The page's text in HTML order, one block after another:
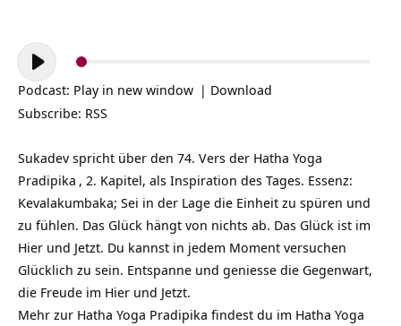
Audio-
Player
Podcast: Play in new window | Download
Subscribe: RSS
Sukadev spricht über den 74. Vers der Hatha Yoga
Pradipika , 2. Kapitel, als Inspiration des Tages. Essenz:
Kevalakumbaka; Sei in der Lage die Einheit zu spüren und
zu fühlen. Das Glück hängt von nichts ab. Das Glück ist im
Hier und Jetzt. Du kannst in jedem Moment versuchen
Glücklich zu sein. Entspanne und geniesse die Gegenwart,
die Freude im Hier und Jetzt.
Mehr zur Hatha Yoga Pradipika findest du im Hatha Yoga